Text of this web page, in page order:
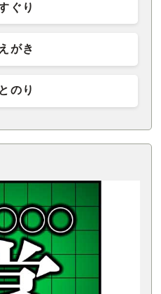
ぐり
がき
のり